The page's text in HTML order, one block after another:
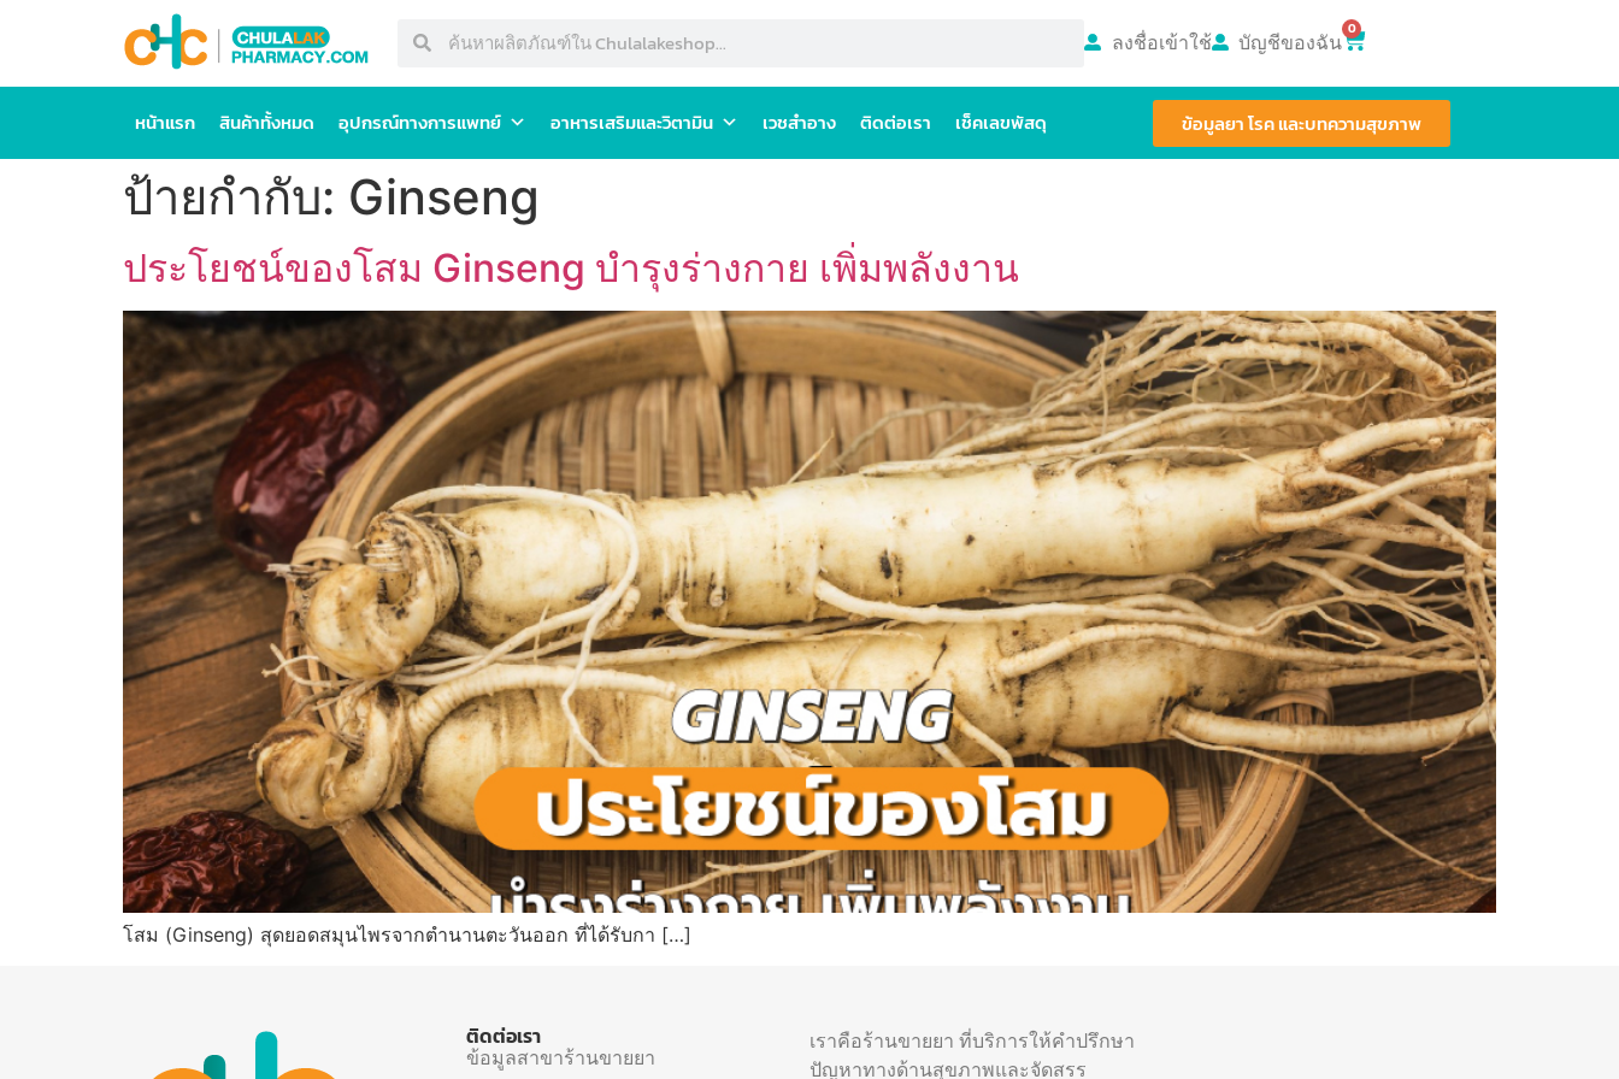
ลงชื่อเข้าใช้ บัญชีของฉัน 0
หน้าแรก สินค้าทั้งหมด อุปกรณ์ทางการแพทย์ อาหารเสริมและวิตามิน เวชสำอาง ติดต่อเรา เช็คเลขพัสดุ ข้อมูลยา โรค และบทความสุขภาพ
ป้ายกำกับ: Ginseng
ประโยชน์ของโสม Ginseng บำรุงร่างกาย เพิ่มพลังงาน
โสม (Ginseng) สุดยอดสมุนไพรจากตำนานตะวันออก ที่ได้รับกา […]
ติดต่อเรา
ข้อมูลสาขาร้านขายยา
เราคือร้านขายยา ที่บริการให้คำปรึกษา
ปัญหาทางด้านสุขภาพและจัดสรร